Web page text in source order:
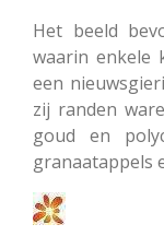
Het beeld
waarin enkele
een
zij randen
goud en
granaatappels